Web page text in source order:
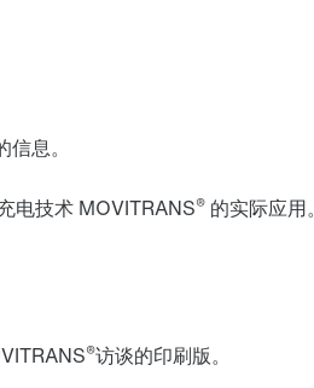
息。
电技术 MOVITRANS® 的实际应用。
®访谈的印刷版。